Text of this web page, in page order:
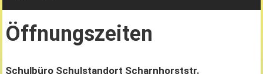
Öffnungszeiten
Schulbüro Schulstandort Scharnhorststr.